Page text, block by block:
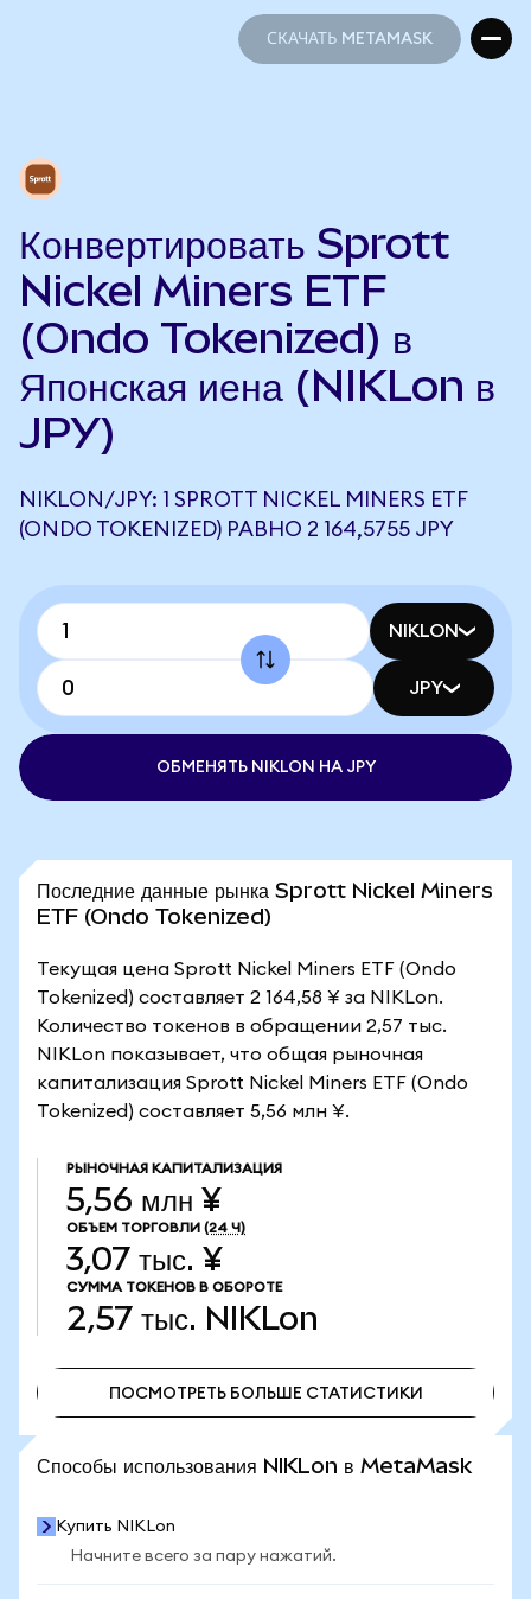
СКАЧАТЬ METAMASK
Конвертировать Sprott
Nickel Miners ETF
(Ondo Tokenized) в
Японская иена (NIKLon в
JPY)
NIKLON/JPY: 1 SPROTT NICKEL MINERS ETF
(ONDO TOKENIZED) РАВНО 2 164,5755 JPY
NIKLON
JPY
ОБМЕНЯТЬ NIKLON НА JPY
Последние данные рынка Sprott Nickel Miners
ETF (Ondo Tokenized)
Текущая цена Sprott Nickel Miners ETF (Ondo
Tokenized) составляет 2 164,58 ¥ за NIKLon.
Количество токенов в обращении 2,57 тыс.
NIKLon показывает, что общая рыночная
капитализация Sprott Nickel Miners ETF (Ondo
Tokenized) составляет 5,56 млн ¥.
РЫНОЧНАЯ КАПИТАЛИЗАЦИЯ
5,56 млн ¥
ОБЪЕМ ТОРГОВЛИ (24 Ч)
3,07 тыс. ¥
СУММА ТОКЕНОВ В ОБОРОТЕ
2,57 тыс. NIKLon
ПОСМОТРЕТЬ БОЛЬШЕ СТАТИСТИКИ
Способы использования NIKLon в MetaMask
Купить NIKLon
Начните всего за пару нажатий.